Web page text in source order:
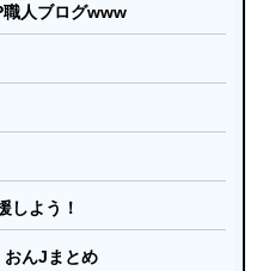
人ブログwww
しよう！
おんJまとめ